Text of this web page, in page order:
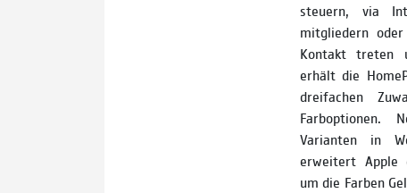
steuern, via
mitgliedern
Kontakt treten
erhält die
dreifachen
Farboptionen.
Varianten in
erweitert Apple
um die Farben